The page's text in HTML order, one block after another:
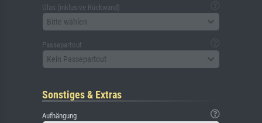
Glas (inklusive Rückwand)
Bitte wählen
Passepartout
Kein Passepartout
Sonstiges & Extras
Aufhängung